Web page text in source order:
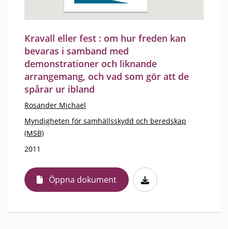
Kravall eller fest : om hur freden kan
bevaras i samband med
demonstrationer och liknande
arrangemang, och vad som gör att de
spårar ur ibland
Rosander Michael
Myndigheten för samhällsskydd och beredskap
(MSB)
2011
Öppna dokument